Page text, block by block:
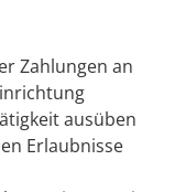
Zahlungen an
ausüben
Erlaubnisse